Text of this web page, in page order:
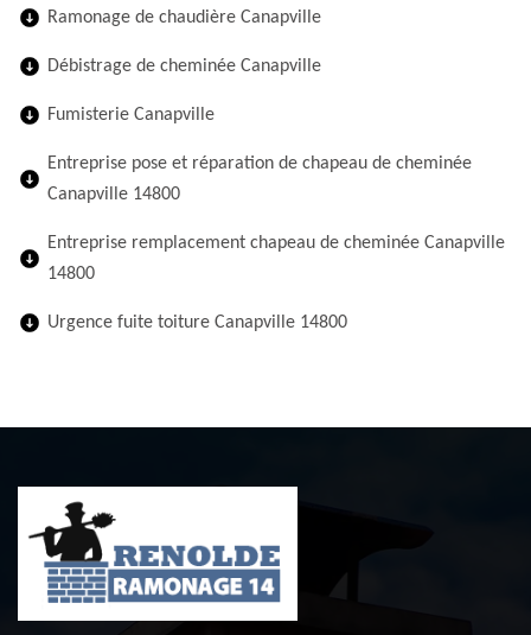
Ramonage de chaudière Canapville
Débistrage de cheminée Canapville
Fumisterie Canapville
Entreprise pose et réparation de chapeau de cheminée
Canapville 14800
Entreprise remplacement chapeau de cheminée Canapville
14800
Urgence fuite toiture Canapville 14800